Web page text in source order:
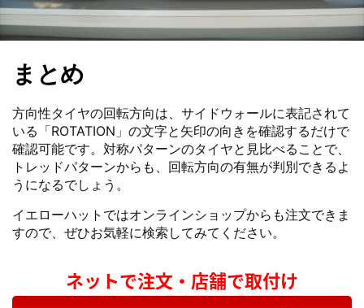
まとめ
方向性タイヤの回転方向は、サイドウォールに表記されて
いる「ROTATION」の文字と矢印の向きを確認するだけで
確認可能です。対称パターンのタイヤと見比べることで、
トレッドパターンからも、回転方向の有無が判別できるよ
うになるでしょう。
イエローハットではオンラインショップからも注文できま
すので、ぜひお気軽に検索してみてください。
ネットで注文・店舗で取付け